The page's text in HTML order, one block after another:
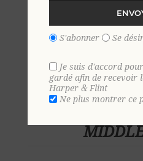
S'abonner Se
Je suis d'accord
gardé afin de recevoir
Harper & Flint
Ne plus montrer ce